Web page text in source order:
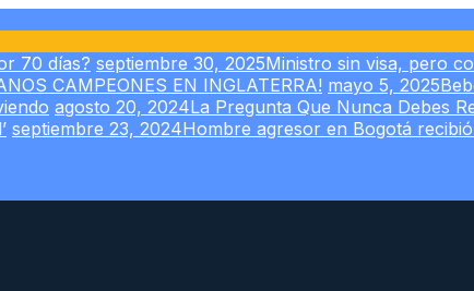
70 días? septiembre 30, 2025Ministro sin visa, pero
CAMPEONES EN INGLATERRA! mayo 5, 2025
agosto 20, 2024La Pregunta Que Nunca Debes
septiembre 23, 2024Hombre agresor en Bogotá